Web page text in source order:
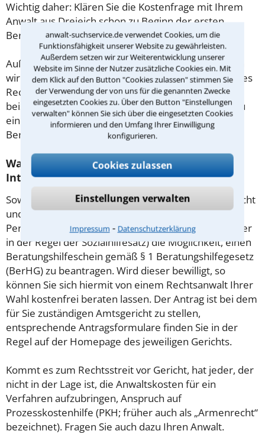
anwalt-suchservice.de verwendet Cookies, um die
Funktionsfähigkeit unserer Website zu gewährleisten.
Außerdem setzen wir zur Weiterentwicklung unserer
Website im Sinne der Nutzer zusätzliche Cookies ein. Mit
dem Klick auf den Button "Cookies zulassen" stimmen Sie
der Verwendung der von uns für die genannten Zwecke
eingesetzten Cookies zu. Über den Button "Einstellungen
verwalten" können Sie sich über die eingesetzten Cookies
informieren und den Umfang Ihrer Einwilligung
konfigurieren.
Cookies zulassen
Einstellungen verwalten
Impressum ⁃ Datenschutzerklärung
Wichtig daher: Klären Sie die Kostenfrage mit Ihrem
Anwalt aus Dreieich schon zu Beginn der ersten
Beratung.
Außerdem gut zu wissen: Gemäß § 34 Absatz 2 RVG
wird die Beratungsgebühr auf weitere Tätigkeiten des
Rechtsanwalts angerechnet. Sollte es also
beispielsweise aufgrund des Beratungsgesprächs zu
einem Prozess kommen, so kann der Anwalt diese
Beratungsgebühr nicht mehr abrechnen.
Was tun wenn ich mir keinen Anwalt für
Internationales Recht leisten kann?
Soweit die Rechtsangelegenheit noch nicht vor Gericht
und eine Rechtsberatung notwendig ist, haben
Personen mit geringem Einkommen (Maßstab ist hier
in der Regel der Sozialhilfesatz) die Möglichkeit, einen
Beratungshilfeschein gemäß § 1 Beratungshilfegesetz
(BerHG) zu beantragen. Wird dieser bewilligt, so
können Sie sich hiermit von einem Rechtsanwalt Ihrer
Wahl kostenfrei beraten lassen. Der Antrag ist bei dem
für Sie zuständigen Amtsgericht zu stellen,
entsprechende Antragsformulare finden Sie in der
Regel auf der Homepage des jeweiligen Gerichts.
Kommt es zum Rechtsstreit vor Gericht, hat jeder, der
nicht in der Lage ist, die Anwaltskosten für ein
Verfahren aufzubringen, Anspruch auf
Prozesskostenhilfe (PKH; früher auch als „Armenrecht“
bezeichnet). Fragen Sie auch dazu Ihren Anwalt.